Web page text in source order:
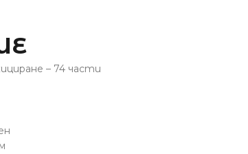
– 74 части